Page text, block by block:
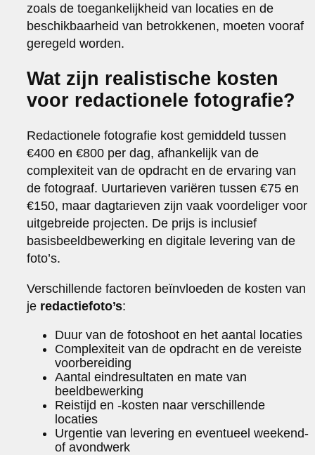
zoals de toegankelijkheid van locaties en de
beschikbaarheid van betrokkenen, moeten vooraf
geregeld worden.
Wat zijn realistische kosten
voor redactionele fotografie?
Redactionele fotografie kost gemiddeld tussen
€400 en €800 per dag, afhankelijk van de
complexiteit van de opdracht en de ervaring van
de fotograaf. Uurtarieven variëren tussen €75 en
€150, maar dagtarieven zijn vaak voordeliger voor
uitgebreide projecten. De prijs is inclusief
basisbeeldbewerking en digitale levering van de
foto’s.
Verschillende factoren beïnvloeden de kosten van
je redactiefoto’s:
Duur van de fotoshoot en het aantal locaties
Complexiteit van de opdracht en de vereiste
voorbereiding
Aantal eindresultaten en mate van
beeldbewerking
Reistijd en -kosten naar verschillende
locaties
Urgentie van levering en eventueel weekend-
of avondwerk